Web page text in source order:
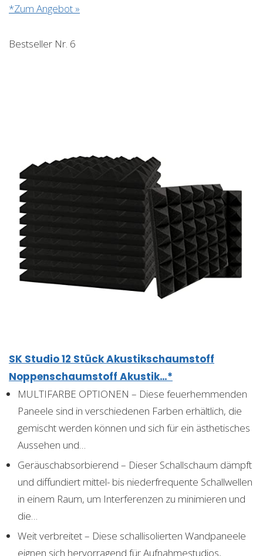
*Zum Angebot »
Bestseller Nr. 6
SK Studio 12 Stück Akustikschaumstoff
Noppenschaumstoff Akustik…*
MULTIFARBE OPTIONEN – Diese feuerhemmenden
Paneele sind in verschiedenen Farben erhältlich, die
gemischt werden können und sich für ein ästhetisches
Aussehen und…
Geräuschabsorbierend – Dieser Schallschaum dämpft
und diffundiert mittel- bis niederfrequente Schallwellen
in einem Raum, um Interferenzen zu minimieren und
die…
Weit verbreitet – Diese schallisolierten Wandpaneele
eignen sich hervorragend für Aufnahmestudios,